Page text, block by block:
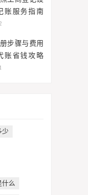
账服务指南
步骤与费用
账省钱攻略
少
什么